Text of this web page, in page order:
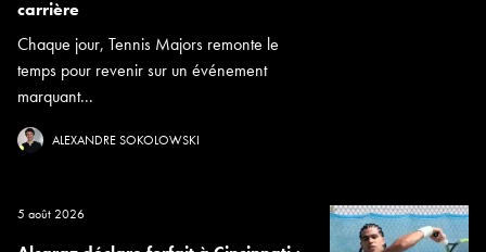
carrière
Chaque jour, Tennis Majors remonte le
temps pour revenir sur un événement
marquant...
ALEXANDRE SOKOLOWSKI
5 août 2026